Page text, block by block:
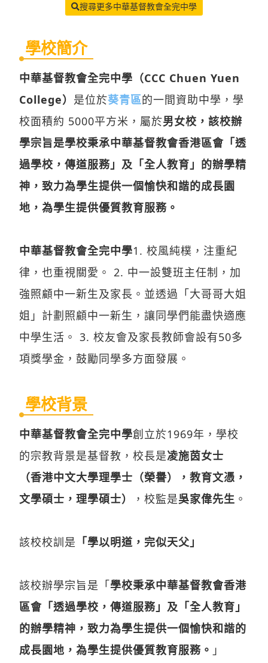
搜尋更多中華基督教會全完中學
學校簡介
中華基督教會全完中學（CCC Chuen Yuen
College） 是位於葵青區的一間資助中學，學
校面積約 5000平方米，屬於男女校，該校辦
學宗旨是學校秉承中華基督教會香港區會「透
過學校，傳道服務」及「全人教育」的辦學精
神，致力為學生提供一個愉快和諧的成長園
地，為學生提供優質教育服務。
中華基督教會全完中學1. 校風純樸，注重紀
律，也重視關愛。 2. 中一設雙班主任制，加
強照顧中一新生及家長。並透過「大哥哥大姐
姐」計劃照顧中一新生，讓同學們能盡快適應
中學生活。 3. 校友會及家長教師會設有50多
項獎學金，鼓勵同學多方面發展。
學校背景
中華基督教會全完中學創立於1969年，學校
的宗教背景是基督教，校長是凌施茵女士
（香港中文大學理學士（榮譽），教育文憑，
文學碩士，理學碩士）
，校監是吳家偉先生 。
該校校訓是 「學以明道，完似天父」
該校辦學宗旨是「學校秉承中華基督教會香港
區會「透過學校，傳道服務」及「全人教育」
的辦學精神，致力為學生提供一個愉快和諧的
成長園地，為學生提供優質教育服務。 」